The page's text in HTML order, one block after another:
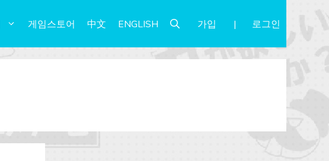
게임스토어 中文 ENGLISH 가입 로그인